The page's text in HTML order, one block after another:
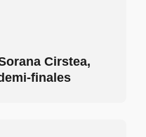
Cirstea,
finales